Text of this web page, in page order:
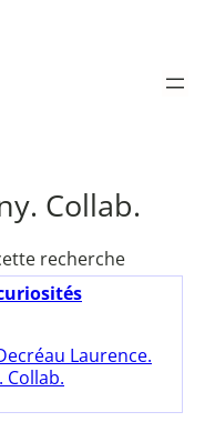
Collab.
recherche
Laurence.